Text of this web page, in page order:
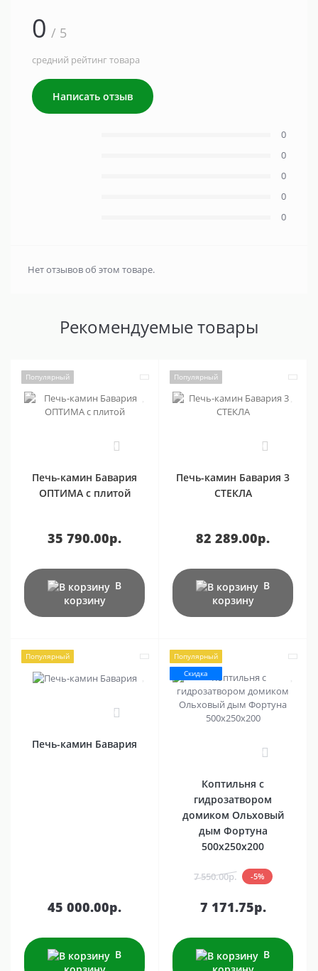
0 / 5
средний рейтинг товара
Написать отзыв
0
0
0
0
0
Нет отзывов об этом товаре.
Рекомендуемые товары
Популярный
Печь-камин Бавария
ОПТИМА с плитой
35 790.00р.
В
корзину
Популярный
Печь-камин Бавария 3
СТЕКЛА
82 289.00р.
В
корзину
Популярный
Печь-камин Бавария
45 000.00р.
В
Популярный
Скидка
Коптильня с
гидрозатвором
домиком Ольховый
дым Фортуна
500х250х200
7 550.00р. -5%
7 171.75р.
В